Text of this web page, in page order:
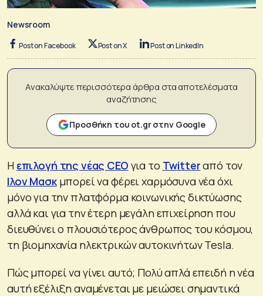
Newsroom
Post on Facebook Post on X Post on LinkedIn
Ανακαλύψτε περισσότερα άρθρα στα αποτελέσματα
αναζήτησης
Προσθήκη του ot.gr στην Google
Η επιλογή της νέας CEO για το Twitterαπό τον
Iλον Μασκμπορεί να φέρει χαρμόσυνα νέα όχι
μόνο για την πλατφόρμα κοινωνικής δικτύωσης
αλλά και για την έτερη μεγάλη επιχείρηση που
διευθύνει ο πλουσιότερος άνθρωπος του κόσμου,
τη βιομηχανία ηλεκτρικών αυτοκινήτων Tesla.
Πώς μπορεί να γίνει αυτό; Πολύ απλά επειδή η νέα
αυτή εξέλιξη αναμένεται με μειώσει σημαντικά